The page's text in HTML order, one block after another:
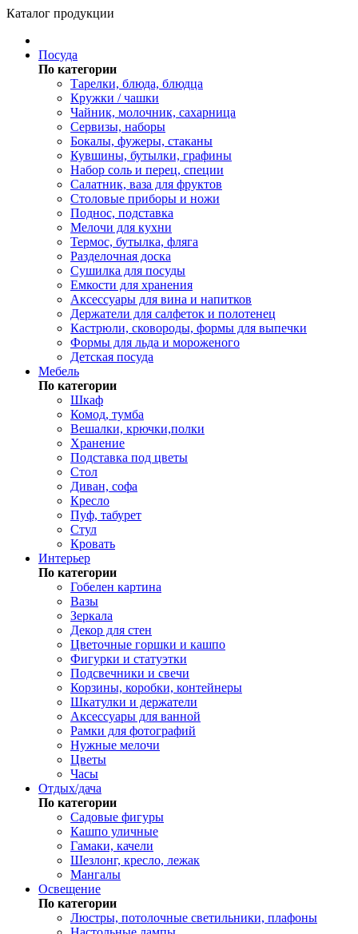
Каталог продукции
Посуда
По категории
Тарелки, блюда, блюдца
Кружки / чашки
Чайник, молочник, сахарница
Сервизы, наборы
Бокалы, фужеры, стаканы
Кувшины, бутылки, графины
Набор соль и перец, специи
Салатник, ваза для фруктов
Столовые приборы и ножи
Поднос, подставка
Мелочи для кухни
Термос, бутылка, фляга
Разделочная доска
Сушилка для посуды
Емкости для хранения
Аксессуары для вина и напитков
Держатели для салфеток и полотенец
Кастрюли, сковороды, формы для выпечки
Формы для льда и мороженого
Детская посуда
Мебель
По категории
Шкаф
Комод, тумба
Вешалки, крючки,полки
Хранение
Подставка под цветы
Стол
Диван, софа
Кресло
Пуф, табурет
Стул
Кровать
Интерьер
По категории
Гобелен картина
Вазы
Зеркала
Декор для стен
Цветочные горшки и кашпо
Фигурки и статуэтки
Подсвечники и свечи
Корзины, коробки, контейнеры
Шкатулки и держатели
Аксессуары для ванной
Рамки для фотографий
Нужные мелочи
Цветы
Часы
Отдых/дача
По категории
Садовые фигуры
Кашпо уличные
Гамаки, качели
Шезлонг, кресло, лежак
Мангалы
Освещение
По категории
Люстры, потолочные светильники, плафоны